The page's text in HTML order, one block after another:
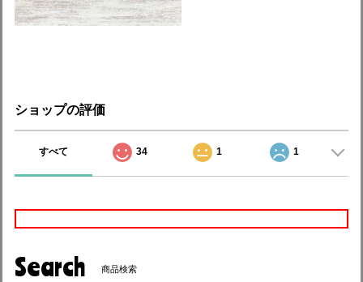
ショップの評価
すべて 34 1 1
Search 商品検索